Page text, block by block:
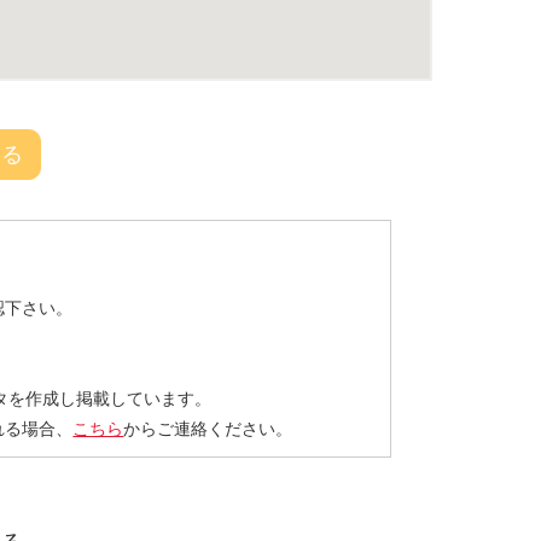
さい。
作成し掲載しています。
場合、
こちらからご連絡ください。